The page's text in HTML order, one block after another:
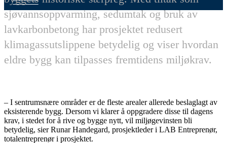
sjøvannsoppvarming, sedumtak og bruk av
lavkarbonbetong har prosjektet redusert
klimagassutslippene betydelig og viser hvordan
eldre bygg kan tilpasses fremtidens miljøkrav.
– I sentrumsnære områder er de fleste arealer allerede beslaglagt av
eksisterende bygg. Dersom vi klarer å oppgradere disse til dagens
krav, i stedet for å rive og bygge nytt, vil miljøgevinsten bli
betydelig, sier Runar Handegard, prosjektleder i LAB Entreprenør,
totalentreprenør i prosjektet.